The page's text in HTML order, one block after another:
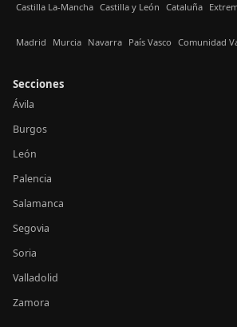
Castilla La-Mancha Castilla y León Cataluña
Madrid Murcia Navarra País Vasco Comunidad
Secciones
Ávila
Burgos
León
Palencia
Salamanca
Segovia
Soria
Valladolid
Zamora